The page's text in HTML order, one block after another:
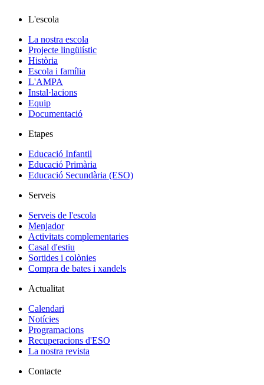
L'escola
La nostra escola
Projecte lingüiístic
Història
Escola i família
L'AMPA
Instal·lacions
Equip
Documentació
Etapes
Educació Infantil
Educació Primària
Educació Secundària (ESO)
Serveis
Serveis de l'escola
Menjador
Activitats complementaries
Casal d'estiu
Sortides i colònies
Compra de bates i xandels
Actualitat
Calendari
Notícies
Programacions
Recuperacions d'ESO
La nostra revista
Contacte